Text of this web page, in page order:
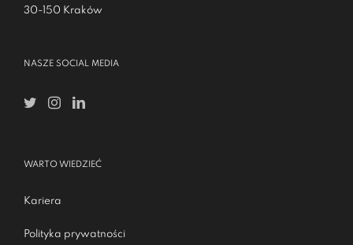
30-150 Kraków
NASZE SOCIAL MEDIA
WARTO WIEDZIEĆ
Kariera
Polityka prywatności